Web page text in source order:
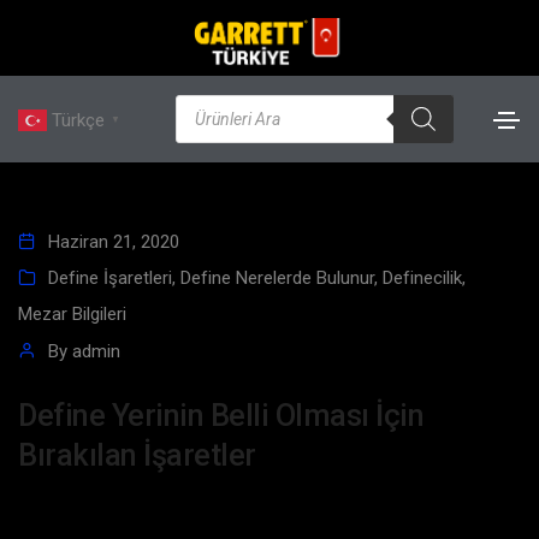
Türkçe ▼
Haziran 21, 2020
Define İşaretleri, Define Nerelerde Bulunur, Definecilik,
Mezar Bilgileri
By admin
Define Yerinin Belli Olması İçin
Bırakılan İşaretler